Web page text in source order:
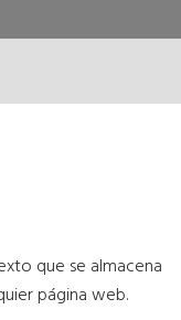
que se almacena
página web.